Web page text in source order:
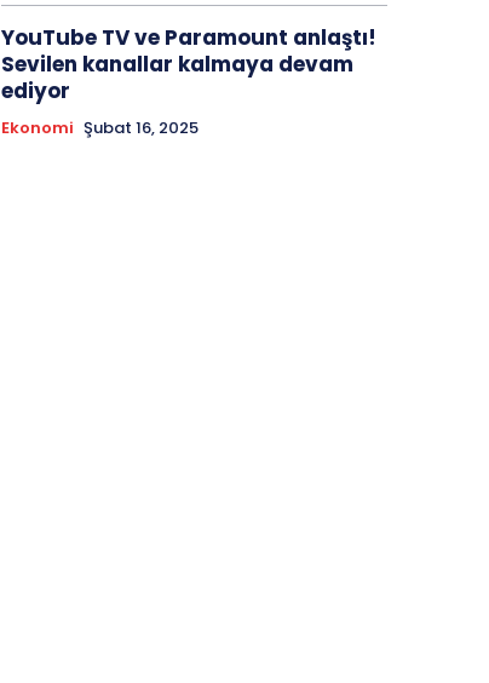
YouTube TV ve Paramount anlaştı!
Sevilen kanallar kalmaya devam
ediyor
Ekonomi Şubat 16, 2025